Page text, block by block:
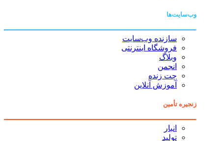
وب‌سایت‌ها
سازنده وب‌سایت
فروشگاه اینترنتی
وبلاگ
انجمن
چت زنده
آموزش آنلاین
زنجیره تأمین
انبار
تولید